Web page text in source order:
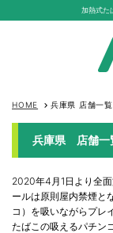
加熱式た
HOME keyboard_arrow_right 兵庫県 店舗一覧
兵庫県 店舗一
2020年4月1日より全
ールは原則屋内禁煙と
コ）を吸いながらプレ
たばこの吸えるパチン